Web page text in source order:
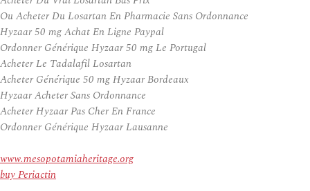
Ou Acheter Du Losartan En Pharmacie Sans Ordonnance
Hyzaar 50 mg Achat En Ligne Paypal
Ordonner Générique Hyzaar 50 mg Le Portugal
Acheter Le Tadalafil Losartan
Acheter Générique 50 mg Hyzaar Bordeaux
Hyzaar Acheter Sans Ordonnance
Acheter Hyzaar Pas Cher En France
Ordonner Générique Hyzaar Lausanne
www.mesopotamiaheritage.org
buy Periactin